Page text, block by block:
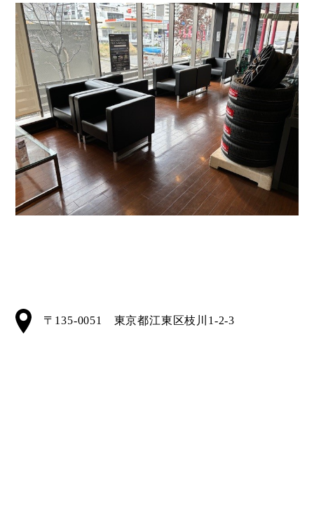
〒135-0051 東京都江東区枝川1-2-3